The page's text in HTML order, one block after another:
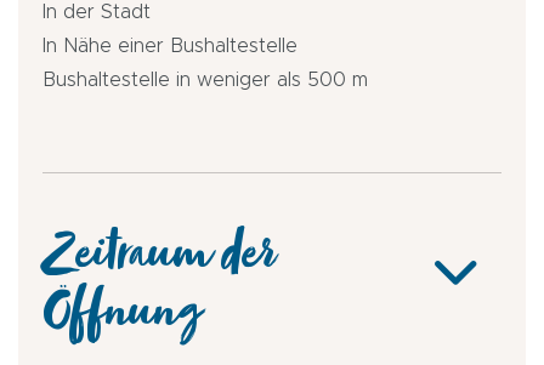
In der Stadt
In Nähe einer Bushaltestelle
Bushaltestelle in weniger als 500 m
Zeitraum der
Öffnung